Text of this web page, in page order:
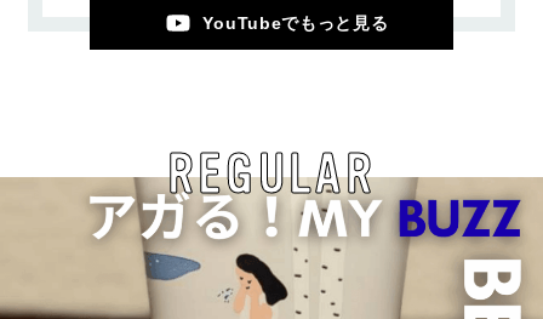
YouTubeでもっと見る
REGULAR